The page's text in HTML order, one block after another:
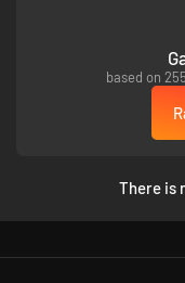
based on
There is